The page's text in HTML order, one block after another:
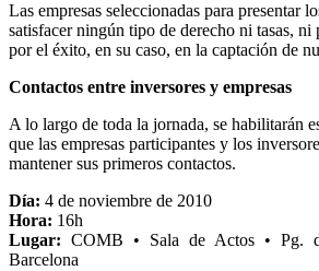
Las empresas seleccionadas para presentar
satisfacer ningún tipo de derecho ni tasas, ni
por el éxito, en su caso, en la captación de
Contactos entre inversores y empresas
A lo largo de toda la jornada, se habilitarán
que las empresas participantes y los
mantener sus primeros contactos.
Día: 4 de noviembre de 2010
Hora: 16h
Lugar: COMB • Sala de Actos • Pg.
Barcelona